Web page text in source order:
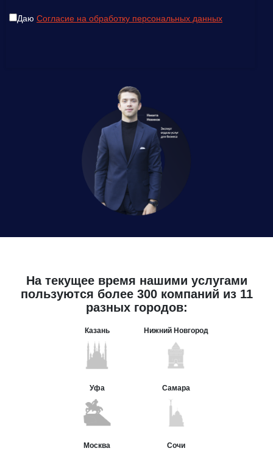
Даю Согласие на обработку персональных данных
На текущее время нашими услугами
пользуются более 300 компаний из 11
разных городов:
Казань Нижний Новгород
Уфа Самара
Москва Сочи